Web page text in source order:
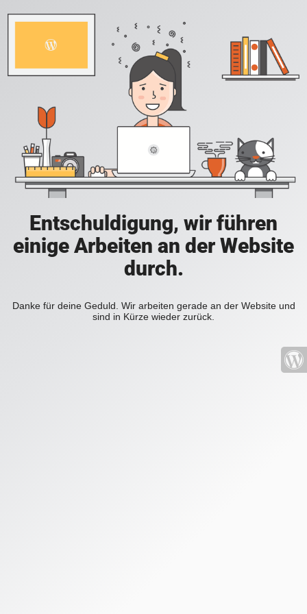
Entschuldigung, wir führen
einige Arbeiten an der Website
durch.
Danke für deine Geduld. Wir arbeiten gerade an der Website und
sind in Kürze wieder zurück.